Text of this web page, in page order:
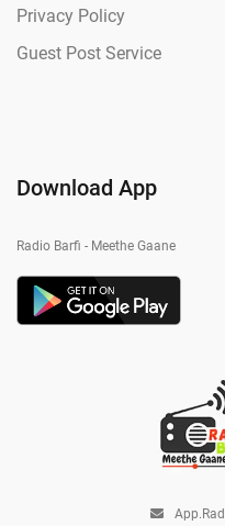
Privacy Policy
Guest Post Service
Download App
Radio Barfi - Meethe Gaane